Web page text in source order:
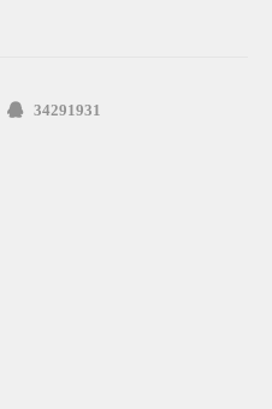
 34291931